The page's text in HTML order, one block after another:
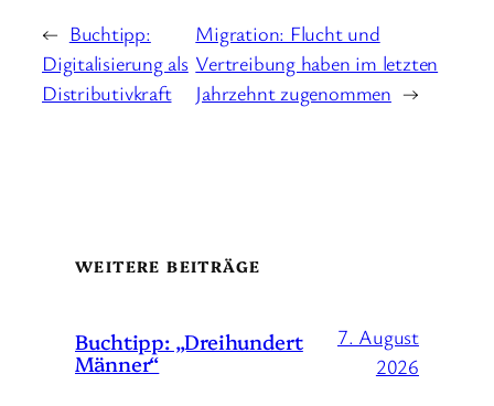
← Buchtipp:
Digitalisierung als
Distributivkraft
Migration: Flucht und
Vertreibung haben im letzten
Jahrzehnt zugenommen →
WEITERE BEITRÄGE
Buchtipp: „Dreihundert
Männer“
7. August
2026